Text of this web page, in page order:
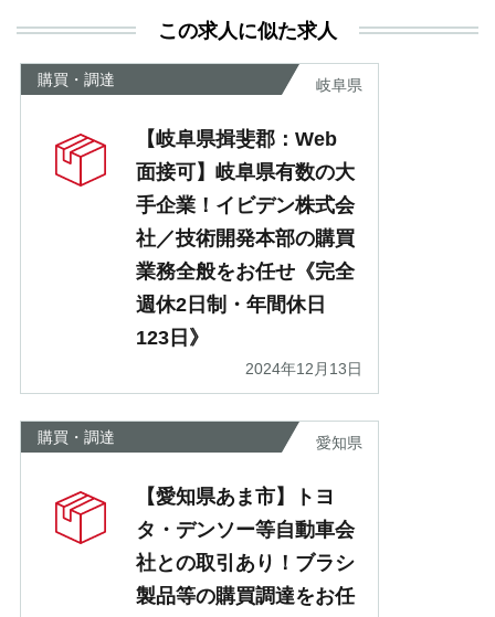
が
この求人に似た求人
購買・調達 岐阜県
【岐阜県揖斐郡：Web
面接可】岐阜県有数の大
手企業！イビデン株式会
社／技術開発本部の購買
業務全般をお任せ《完全
週休2日制・年間休日
123日》
2024年12月13日
購買・調達 愛知県
【愛知県あま市】トヨ
タ・デンソー等自動車会
社との取引あり！ブラシ
製品等の購買調達をお任